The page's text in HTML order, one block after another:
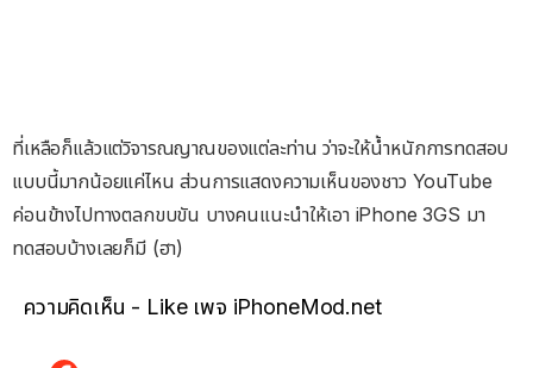
ที่เหลือก็แล้วแต่วิจารณญาณของแต่ละท่าน ว่าจะให้น้ำหนักการทดสอบ
แบบนี้มากน้อยแค่ไหน ส่วนการแสดงความเห็นของชาว YouTube
ค่อนข้างไปทางตลกขบขัน บางคนแนะนำให้เอา iPhone 3GS มา
ทดสอบบ้างเลยก็มี (ฮา)
ความคิดเห็น - Like เพจ iPhoneMod.net